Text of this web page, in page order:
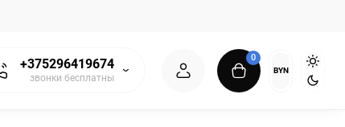
+375296419674
звонки бесплатны
0
BYN